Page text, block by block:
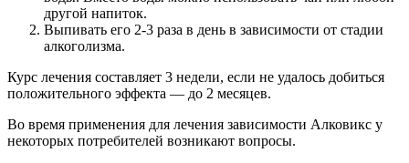
другой напиток.
Выпивать его 2-3 раза в день в зависимости от стадии
алкоголизма.
Курс лечения составляет 3 недели, если не удалось добиться
положительного эффекта — до 2 месяцев.
Во время применения для лечения зависимости Алковикс у
некоторых потребителей возникают вопросы.